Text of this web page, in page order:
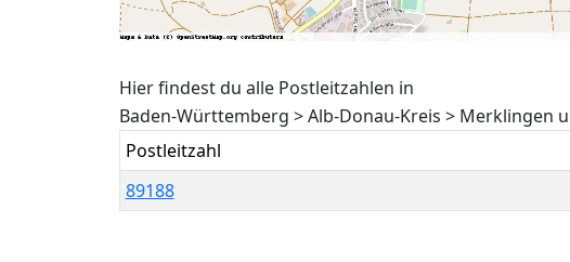
Hier findest du alle Postleitzahlen in
Baden-Württemberg > Alb-Donau-Kreis > Merklingen
Postleitzahl
89188